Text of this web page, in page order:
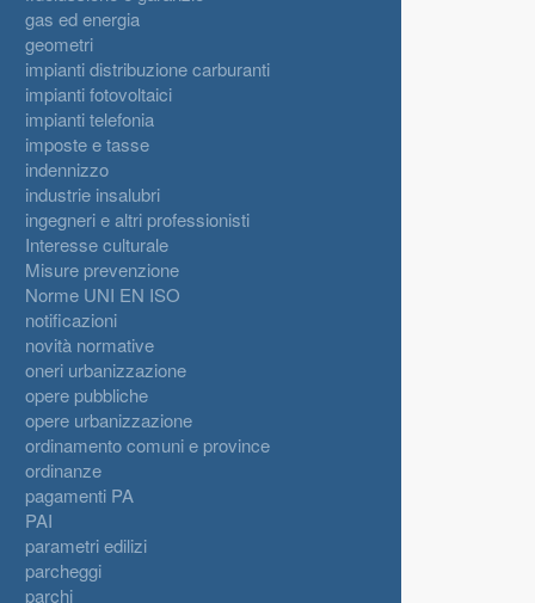
gas ed energia
geometri
impianti distribuzione carburanti
impianti fotovoltaici
impianti telefonia
imposte e tasse
indennizzo
industrie insalubri
ingegneri e altri professionisti
Interesse culturale
Misure prevenzione
Norme UNI EN ISO
notificazioni
novità normative
oneri urbanizzazione
opere pubbliche
opere urbanizzazione
ordinamento comuni e province
ordinanze
pagamenti PA
PAI
parametri edilizi
parcheggi
parchi